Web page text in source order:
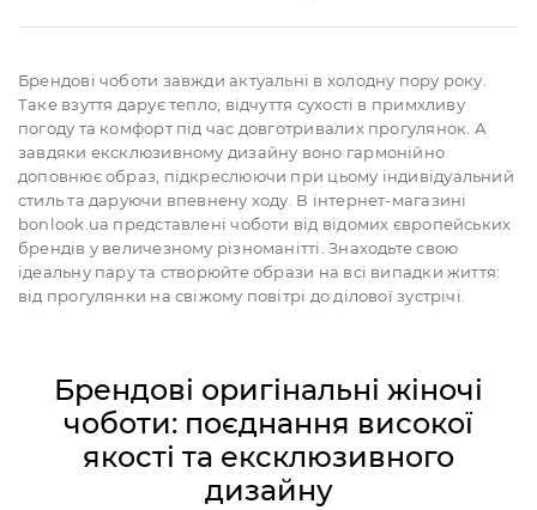
Брендові чоботи завжди актуальні в холодну пору року.
Таке взуття дарує тепло, відчуття сухості в примхливу
погоду та комфорт під час довготривалих прогулянок. А
завдяки ексклюзивному дизайну воно гармонійно
доповнює образ, підкреслюючи при цьому індивідуальний
стиль та даруючи впевнену ходу. В інтернет-магазині
bonlook.ua представлені чоботи від відомих європейських
брендів у величезному різноманітті. Знаходьте свою
ідеальну пару та створюйте образи на всі випадки життя:
від прогулянки на свіжому повітрі до ділової зустрічі.
Брендові оригінальні жіночі
чоботи: поєднання високої
якості та ексклюзивного
дизайну